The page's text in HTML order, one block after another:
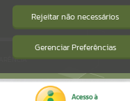
Por favor, aguarde...
Por favor, aguarde...
Rejeitar não necessários
Gerenciar Preferências
significa que diversos recursos
poderão não estar